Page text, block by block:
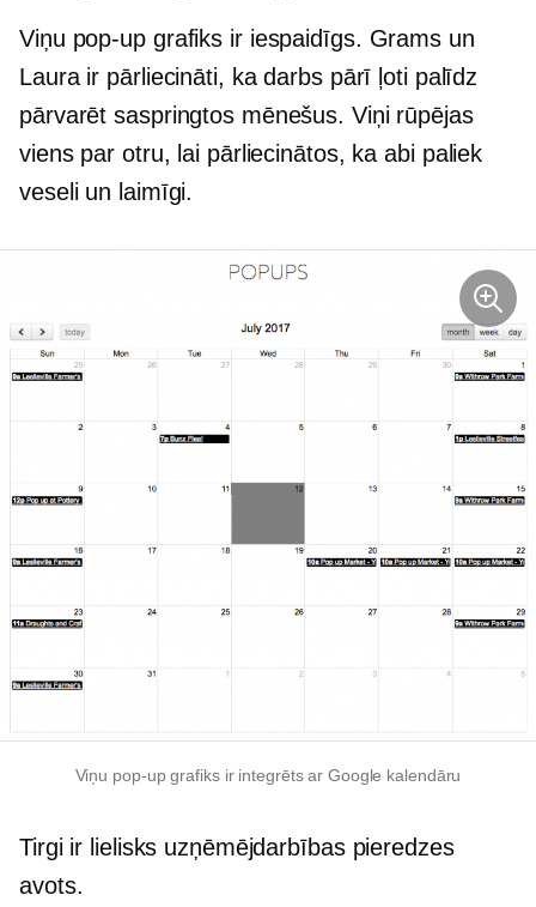
Viņu pop-upgrafiks ir iespaidīgs. Grams un
Laura ir pārliecināti, ka darbs pārī ļoti palīdz
pārvarēt saspringtos mēnešus. Viņi rūpējas
viens par otru, lai pārliecinātos, ka abi paliek
veseli un laimīgi.
Viņu pop-upgrafiks ir integrēts ar Google kalendāru
Tirgi ir lielisks uzņēmējdarbības pieredzes
avots.